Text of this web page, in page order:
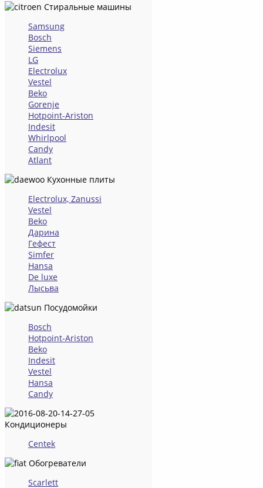
Стиральные машины
Samsung
Bosch
Siemens
LG
Electrolux
Vestel
Beko
Gorenje
Hotpoint-Ariston
Indesit
Whirlpool
Candy
Atlant
Кухонные плиты
Electrolux, Zanussi
Vestel
Beko
Дарина
Гефест
Simfer
Hansa
De luxe
Лысьва
Посудомойки
Bosch
Hotpoint-Ariston
Beko
Indesit
Vestel
Hansa
Candy
Кондиционеры
Centek
Обогреватели
Scarlett